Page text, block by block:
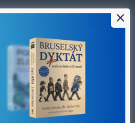
písemného svolení vydavatele je
díla, zejména rozmnožování a šíření
elektronickým, v českém nebo
×